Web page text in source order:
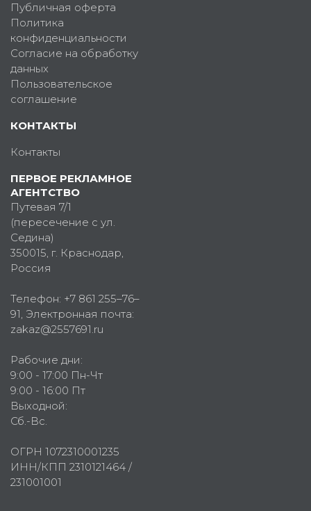
Публичная оферта
Политика
конфиденциальности
Согласие на обработку
данных
Пользовательское
соглашение
КОНТАКТЫ
Контакты
ПЕРВОЕ РЕКЛАМНОЕ
АГЕНТСТВО
Путевая 7/1
(пересечение с ул.
Седина)
350015, г. Краснодар,
Россия
Телефон: +7 861 255–76–
91, Электронная почта:
zakaz@2557691.ru
Рабочие дни:
9:00 - 17:00 Пн-Чт
9:00 - 16:00 Пт
Выходной:
Сб.-Вс.
ОГРН 1072310001235
ИНН/КПП 2310121464 /
231001001